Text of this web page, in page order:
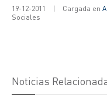
19-12-2011 | Cargada en
Sociales
Noticias